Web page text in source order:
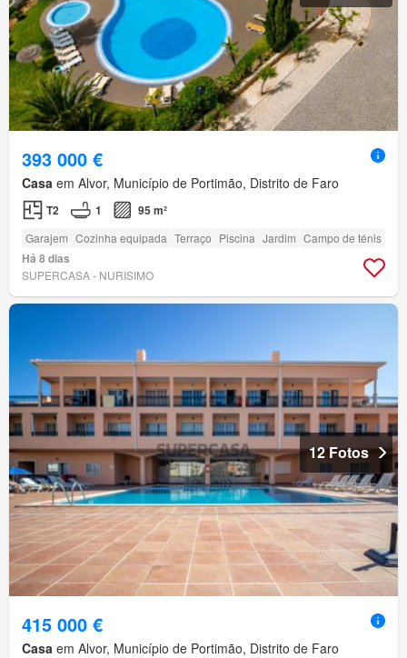
393 000 €
Casa em Alvor, Município de Portimão, Distrito de Faro
T2 1 95 m²
Garajem Cozinha equipada Terraço Piscina Jardim Campo de ténis
Há 8 dias
SUPERCASA - NURISIMO
12 Fotos
415 000 €
Casa em Alvor, Município de Portimão, Distrito de Faro